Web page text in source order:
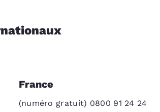
France
(numéro gratuit) 0800 91 24 24